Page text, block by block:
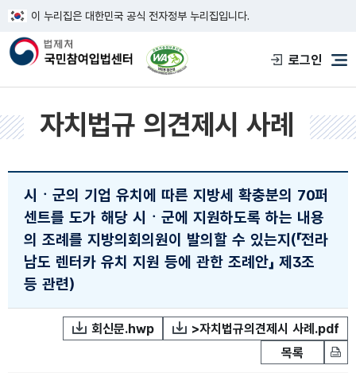
이 누리집은 대한민국 공식 전자정부 누리집입니다.
한국웹접근성인증평가원 웹접근성 사이
로그인
메
자치법규 의견제시 사례
시ㆍ군의 기업 유치에 따른 지방세 확충분의 70퍼
센트를 도가 해당 시ㆍ군에 지원하도록 하는 내용
의 조례를 지방의회의원이 발의할 수 있는지(「전라
남도 렌터카 유치 지원 등에 관한 조례안」 제3조
등 관련)
회신문.hwp
>자치법규의견제시 사례.pdf
목록